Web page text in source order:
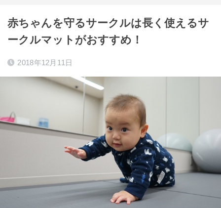
赤ちゃんを守るサークルは長く使えるサ
ークルマットがおすすめ！
2018年12月11日